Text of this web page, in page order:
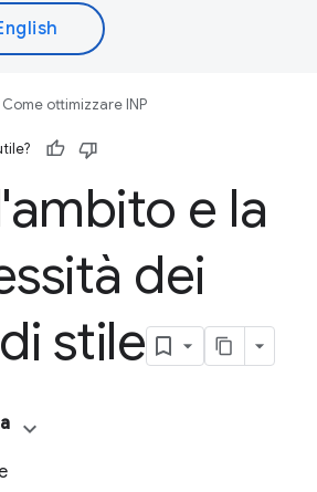
Come ottimizzare INP
e la
dei
stile